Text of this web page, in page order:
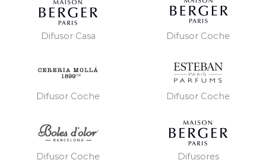
Difusor Casa Difusor Coche
Difusor Coche Difusor Coche
Difusor Coche Difusores